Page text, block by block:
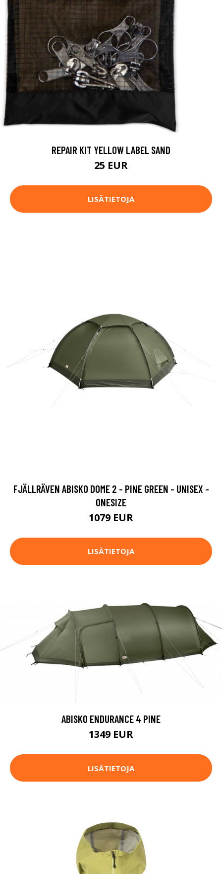
REPAIR KIT YELLOW LABEL SAND
25 EUR
LISÄTIETOJA
FJÄLLRÄVEN ABISKO DOME 2 - PINE GREEN - UNISEX -
ONESIZE
1079 EUR
LISÄTIETOJA
ABISKO ENDURANCE 4 PINE
1349 EUR
LISÄTIETOJA